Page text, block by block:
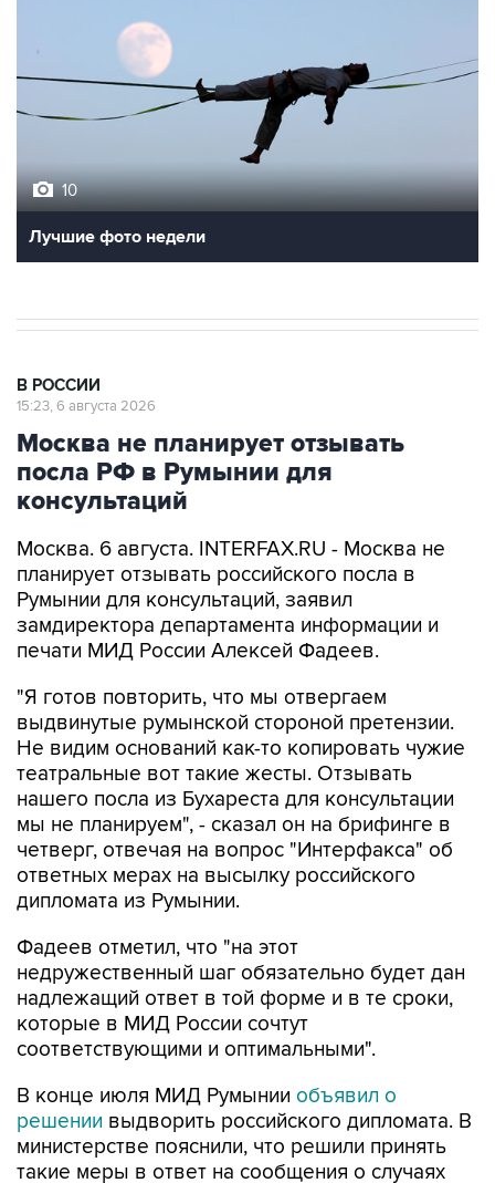
Лучшие фото недели
Москва не планирует отзывать
посла РФ в Румынии для
консультаций
Москва. 6 августа. INTERFAX.RU - Москва не
Румынии для консультаций, заявил
замдиректора департамента информации и
печати МИД России Алексей Фадеев.
"Я готов повторить, что мы отвергаем
Не видим оснований как-то копировать чужие
театральные вот такие жесты. Отзывать
нашего посла из Бухареста для консультации
мы не планируем", - сказал он на брифинге в
четверг, отвечая на вопрос "Интерфакса" об
ответных мерах на высылку российского
дипломата из Румынии.
Фадеев отметил, что "на этот
надлежащий ответ в той форме и в те сроки,
которые в МИД России сочтут
соответствующими и оптимальными".
В конце июля МИД Румынииобъявил о
министерстве пояснили, что решили принять
такие меры в ответ на сообщения о случаях
попадания на румынскую территорию БПЛА,
участвующих в украинском конфликте.